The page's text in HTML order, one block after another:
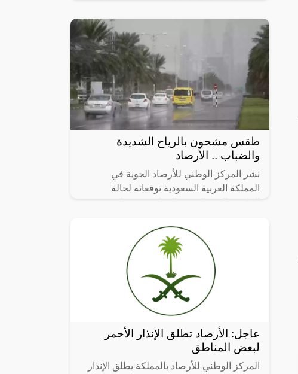
أن تشهد المملكة العربية السعودية حالة
طقس مشحون بالرياح الشديدة
والضباب .. الأرصاد
نشر المركز الوطني للأرصاد الجوية في
المملكة العربية السعودية توقعاته لحالة
عاجل: الأرصاد تطلق الإنذار الأحمر
لبعض المناطق
المركز الوطني للأرصاد بالمملكة يطلق الإنذار